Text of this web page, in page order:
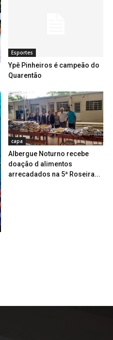
Esportes
Ypê Pinheiros é campeão do
Quarentão
capa
Albergue Noturno recebe
doação d alimentos
arrecadados na 5ª Roseira...